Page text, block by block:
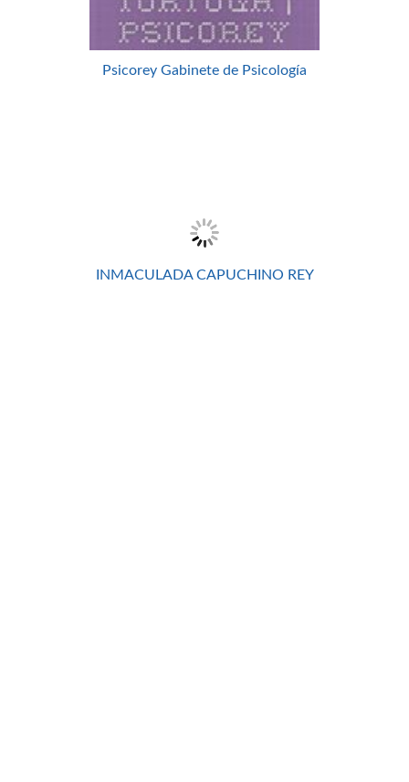
Psicorey Gabinete de Psicología
INMACULADA CAPUCHINO REY